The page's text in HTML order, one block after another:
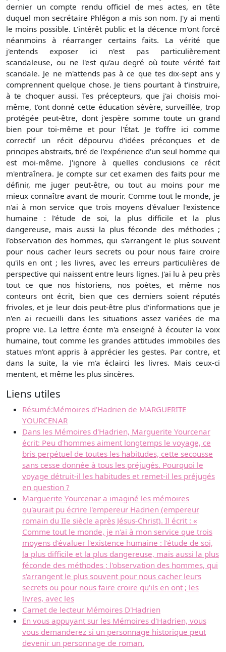
dernier un compte rendu officiel de mes actes, en tête
duquel mon secrétaire Phlégon a mis son nom. J'y ai menti
le moins possible. L'intérêt public et la décence m'ont forcé
néanmoins à réarranger certains faits. La vérité que
j'entends exposer ici n'est pas particulièrement
scandaleuse, ou ne l'est qu'au degré où toute vérité fait
scandale. Je ne m'attends pas à ce que tes dix-sept ans y
comprennent quelque chose. Je tiens pourtant à t'instruire,
à te choquer aussi. Tes précepteurs, que j'ai choisis moi-
même, t'ont donné cette éducation sévère, surveillée, trop
protégée peut-être, dont j'espère somme toute un grand
bien pour toi-même et pour l'État. Je t'offre ici comme
correctif un récit dépourvu d'idées préconçues et de
principes abstraits, tiré de l'expérience d'un seul homme qui
est moi-même. J'ignore à quelles conclusions ce récit
m'entraînera. Je compte sur cet examen des faits pour me
définir, me juger peut-être, ou tout au moins pour me
mieux connaître avant de mourir. Comme tout le monde, je
n'ai à mon service que trois moyens d'évaluer l'existence
humaine : l'étude de soi, la plus difficile et la plus
dangereuse, mais aussi la plus féconde des méthodes ;
l'observation des hommes, qui s'arrangent le plus souvent
pour nous cacher leurs secrets ou pour nous faire croire
qu'ils en ont ; les livres, avec les erreurs particulières de
perspective qui naissent entre leurs lignes. J'ai lu à peu près
tout ce que nos historiens, nos poètes, et même nos
conteurs ont écrit, bien que ces derniers soient réputés
frivoles, et je leur dois peut-être plus d'informations que je
n'en ai recueilli dans les situations assez variées de ma
propre vie. La lettre écrite m'a enseigné à écouter la voix
humaine, tout comme les grandes attitudes immobiles des
statues m'ont appris à apprécier les gestes. Par contre, et
dans la suite, la vie m'a éclairci les livres. Mais ceux-ci
mentent, et même les plus sincères.
Liens utiles
Résumé:Mémoires d'Hadrien de MARGUERITE
YOURCENAR
Dans les Mémoires d'Hadrien, Marguerite Yourcenar
écrit: Peu d'hommes aiment longtemps le voyage, ce
bris perpétuel de toutes les habitudes, cette secousse
sans cesse donnée à tous les préjugés. Pourquoi le
voyage détruit-il les habitudes et remet-il les préjugés
en question ?
Marguerite Yourcenar a imaginé les mémoires
qu'aurait pu écrire l'empereur Hadrien (empereur
romain du IIe siècle après Jésus-Christ). Il écrit : «
Comme tout le monde, je n'ai à mon service que trois
moyens d'évaluer l'existence humaine : l'étude de soi,
la plus difficile et la plus dangereuse, mais aussi la plus
féconde des méthodes ; l'observation des hommes, qui
s'arrangent le plus souvent pour nous cacher leurs
secrets ou pour nous faire croire qu'ils en ont ; les
livres, avec les
Carnet de lecteur Mémoires D'Hadrien
En vous appuyant sur les Mémoires d'Hadrien, vous
vous demanderez si un personnage historique peut
devenir un personnage de roman.